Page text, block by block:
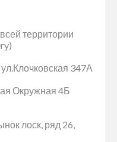
территории
347А
Окружная 4Б
лоск, ряд 26,